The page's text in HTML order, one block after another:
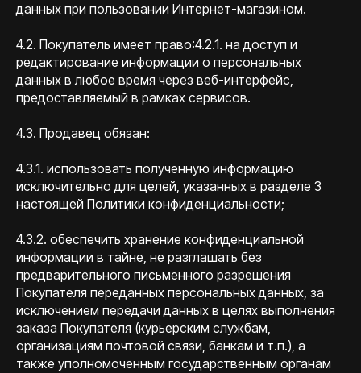
данных при пользовании Интернет-магазином.
4.2. Покупатель имеет право:4.2.1. на доступ и
редактирование информации о персональных
данных в любое время через веб-интерфейс,
предоставляемый в рамках сервисов.
4.3. Продавец обязан:
4.3.1. использовать полученную информацию
исключительно для целей, указанных в разделе 3
настоящей Политики конфиденциальности;
4.3.2. обеспечить хранение конфиденциальной
информации в тайне, не разглашать без
предварительного письменного разрешения
Покупателя переданных персональных данных, за
исключением передачи данных в целях выполнения
заказа Покупателя (курьерским службам,
организациям почтовой связи, банкам и т.п.), а
также уполномоченным государственным органам